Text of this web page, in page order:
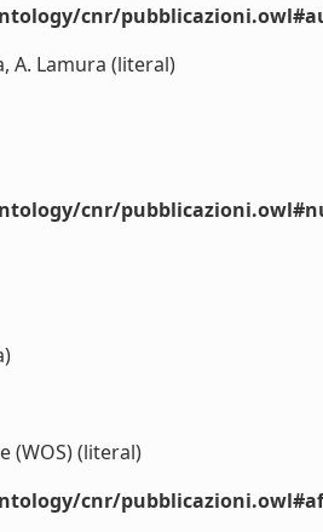
cnr/
A. Lamura (literal)
cnr/
(WOS) (literal)
cnr/